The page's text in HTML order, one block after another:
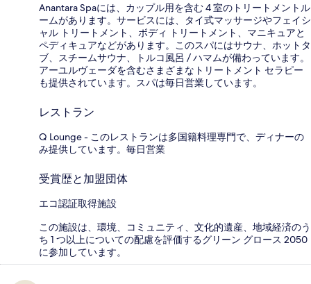
Anantara Spaには、カップル用を含む 4 室のトリートメントル
ームがあります。サービスには、タイ式マッサージやフェイシ
ャル トリートメント、ボディ トリートメント、マニキュアと
ペディキュアなどがあります。このスパにはサウナ、ホットタ
ブ、スチームサウナ、トルコ風呂 / ハマムが備わっています。
アーユルヴェーダを含むさまざまなトリートメント セラピー
も提供されています。スパは毎日営業しています。
レストラン
Q Lounge - このレストランは多国籍料理専門で、ディナーの
み提供しています。毎日営業
受賞歴と加盟団体
エコ認証取得施設
この施設は、環境、コミュニティ、文化的遺産、地域経済のう
ち 1 つ以上についての配慮を評価するグリーン グロース 2050
に参加しています。